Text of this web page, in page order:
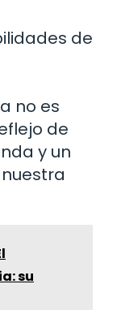
de
no es
de
y un
su